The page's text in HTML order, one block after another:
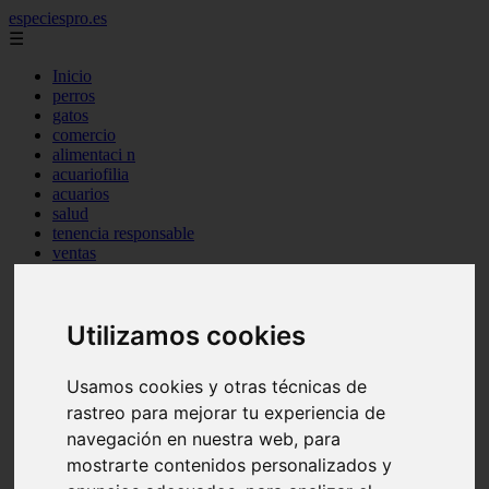
Utilizamos cookies
Usamos cookies y otras técnicas de
rastreo para mejorar tu experiencia de
navegación en nuestra web, para
mostrarte contenidos personalizados y
especiespro.es
☰
Inicio
perros
gatos
comercio
alimentaci n
acuariofilia
acuarios
salud
tenencia responsable
ventas
bienestar
peque os mam feros
legislaci n
peluquer a
peluquer a canina
complementos